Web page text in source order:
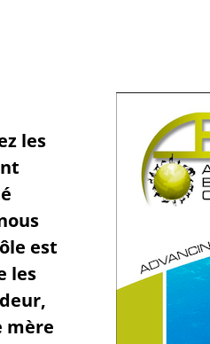
les
est
les
mère